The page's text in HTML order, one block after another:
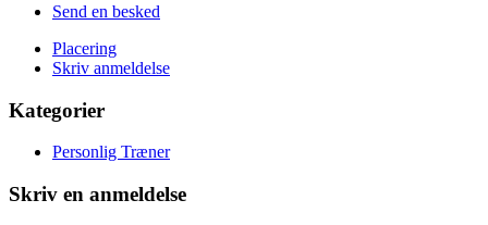
Send en besked
Placering
Skriv anmeldelse
Kategorier
Personlig Træner
Skriv en anmeldelse